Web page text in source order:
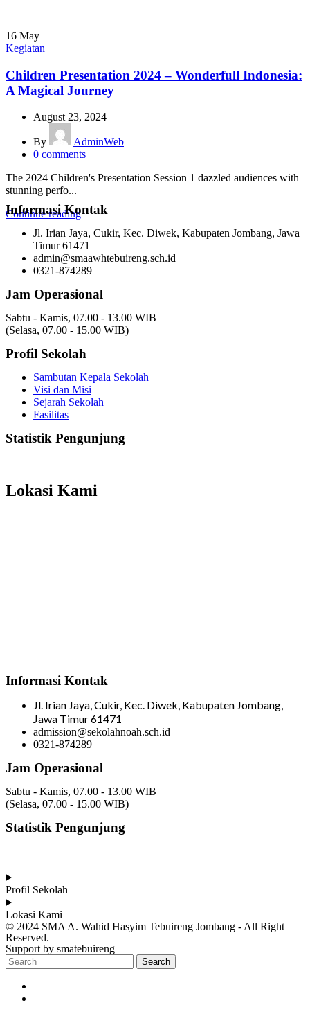
16 May
Kegiatan
Children Presentation 2024 – Wonderfull Indonesia:
A Magical Journey
August 23, 2024
By
AdminWeb
0 comments
The 2024 Children's Presentation Session 1 dazzled audiences with
stunning perfo...
Continue reading
Informasi Kontak
Jl. Irian Jaya, Cukir, Kec. Diwek, Kabupaten Jombang, Jawa
Timur 61471
admin@smaawhtebuireng.sch.id
0321-874289
Jam Operasional
Sabtu - Kamis, 07.00 - 13.00 WIB
(Selasa, 07.00 - 15.00 WIB)
Profil Sekolah
Sambutan Kepala Sekolah
Visi dan Misi
Sejarah Sekolah
Fasilitas
Statistik Pengunjung
Lokasi Kami
Informasi Kontak
Jl. Irian Jaya, Cukir, Kec. Diwek, Kabupaten Jombang,
Jawa Timur 61471
admission@sekolahnoah.sch.id
0321-874289
Jam Operasional
Sabtu - Kamis, 07.00 - 13.00 WIB
(Selasa, 07.00 - 15.00 WIB)
Statistik Pengunjung
Profil Sekolah
Lokasi Kami
© 2024 SMA A. Wahid Hasyim Tebuireng Jombang - All Right
Reserved.
Support by smatebuireng
Search